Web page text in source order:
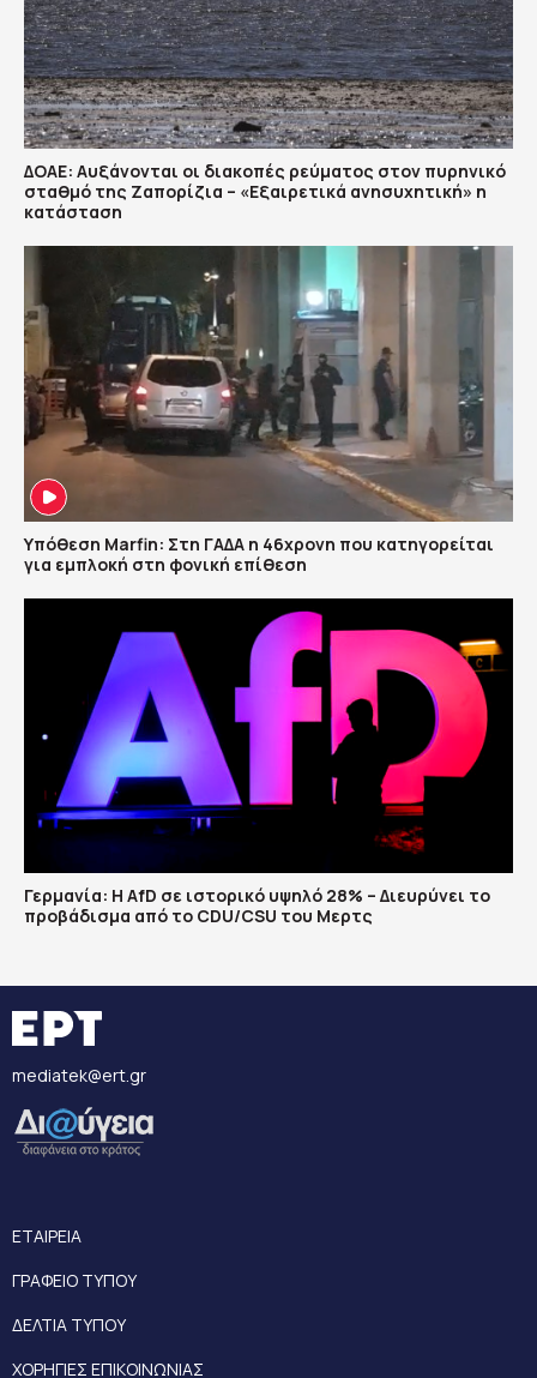
ΔΟΑΕ: Αυξάνονται οι διακοπές ρεύματος στον πυρηνικό
σταθμό της Ζαπορίζια – «Εξαιρετικά ανησυχητική» η
κατάσταση
Υπόθεση Marfin: Στη ΓΑΔΑ η 46χρονη που κατηγορείται
για εμπλοκή στη φονική επίθεση
Γερμανία: Η AfD σε ιστορικό υψηλό 28% – Διευρύνει το
προβάδισμα από το CDU/CSU του Μερτς
mediatek@ert.gr
ΕΤΑΙΡΕΙΑ
ΓΡΑΦΕΙΟ ΤΥΠΟΥ
ΔΕΛΤΙΑ ΤΥΠΟΥ
ΧΟΡΗΓΙΕΣ ΕΠΙΚΟΙΝΩΝΙΑΣ